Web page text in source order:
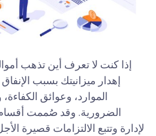
إذا كنت لا تعرف أين تذهب
إهدار ميزانيتك بسبب
الموارد، وعوائق
لإدارة وتتبع الالتزامات قصيرة